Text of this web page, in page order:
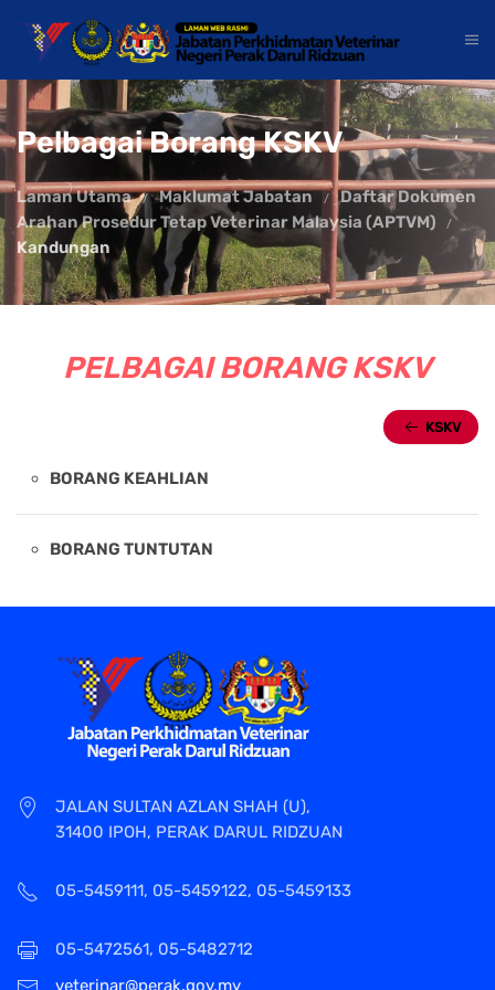
Pelbagai Borang KSKV
Laman Utama Maklumat Jabatan
Daftar Dokumen
Arahan Prosedur Tetap Veterinar Malaysia (APTVM)
Kandungan
PELBAGAI BORANG KSKV
KSKV
BORANG KEAHLIAN
BORANG TUNTUTAN
JALAN SULTAN AZLAN SHAH (U),
31400 IPOH, PERAK DARUL RIDZUAN
05-5459111, 05-5459122, 05-5459133
05-5472561, 05-5482712
veterinar@perak.gov.my